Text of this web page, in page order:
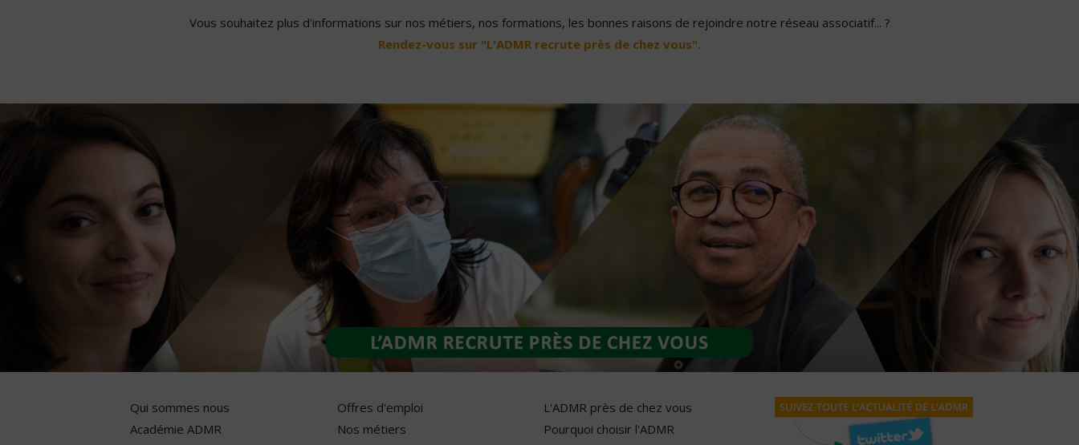
Vous souhaitez plus d'informations sur nos métiers, nos formations, les bonnes raisons de rejoindre notre réseau associatif... ?
Rendez-vous sur "L'ADMR recrute près de chez vous".
Qui sommes nous
Académie ADMR
Offres d'emploi
Nos métiers
L'ADMR près de chez vous
Pourquoi choisir l'ADMR